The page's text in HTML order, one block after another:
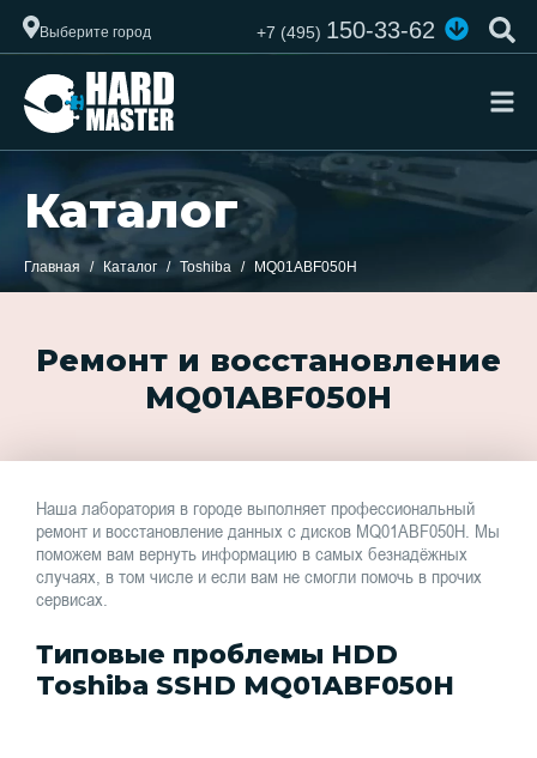
Выберите город +7 (495)150-33-62
Каталог
Главная Каталог Toshiba MQ01ABF050H
Ремонт и восстановление
MQ01ABF050H
Наша лаборатория в городе выполняет профессиональный
ремонт и восстановление данных с дисков MQ01ABF050H. Мы
поможем вам вернуть информацию в самых безнадёжных
случаях, в том числе и если вам не смогли помочь в прочих
сервисах.
Типовые проблемы HDD
Toshiba SSHD MQ01ABF050H